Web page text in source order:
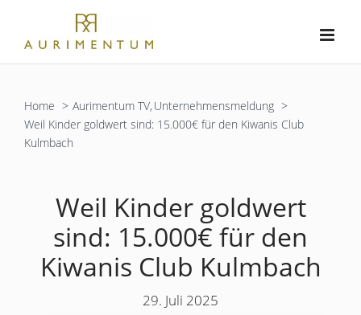
springen
Home Aurimentum TV Unternehmensmeldung
Weil Kinder goldwert sind: 15.000€ für den Kiwanis Club
Kulmbach
Weil Kinder goldwert
sind: 15.000€ für den
Kiwanis Club Kulmbach
29. Juli 2025